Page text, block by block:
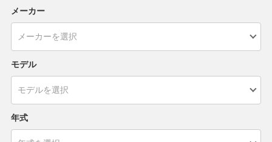
メーカー
モデル
年式